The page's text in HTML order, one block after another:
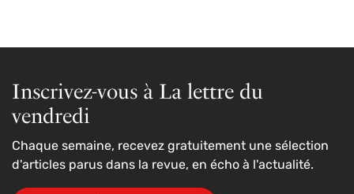
Inscrivez-vous à La lettre du
vendredi
Chaque semaine, recevez gratuitement une sélection
d'articles parus dans la revue, en écho à l'actualité.